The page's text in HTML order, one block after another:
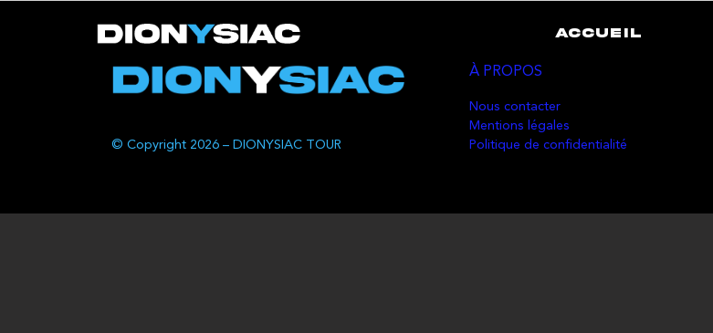
ACCUEIL
© Copyright 2026 – DIONYSIAC TOUR
À PROPOS
Nous contacter
Mentions légales
Politique de confidentialité